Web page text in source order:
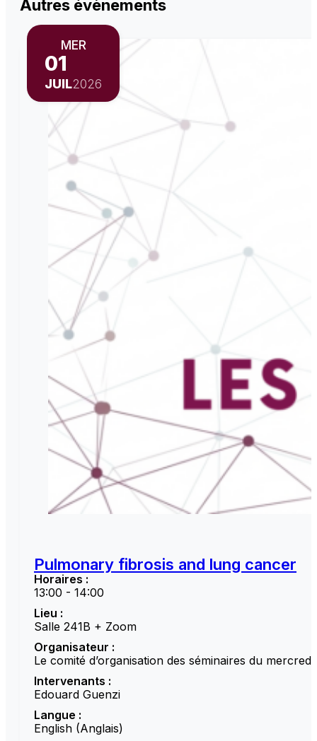
Autres évènements
MER
01
JUIL2026
Pulmonary fibrosis and lung cancer
Horaires :
13:00 - 14:00
Lieu :
Salle 241B + Zoom
Organisateur :
Le comité d’organisation des séminaires du mercredi
Intervenants :
Edouard Guenzi
Langue :
English (Anglais)